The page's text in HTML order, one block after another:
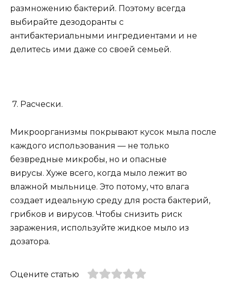
размножению бактерий. Поэтому всегда
выбирайте дезодоранты с
антибактериальными ингредиентами и не
делитесь ими даже со своей семьей.
7. Расчески.
Микроорганизмы покрывают кусок мыла после
каждого использования — не только
безвредные микробы, но и опасные
вирусы. Хуже всего, когда мыло лежит во
влажной мыльнице. Это потому, что влага
создает идеальную среду для роста бактерий,
грибков и вирусов. Чтобы снизить риск
заражения, используйте жидкое мыло из
дозатора.
Оцените статью